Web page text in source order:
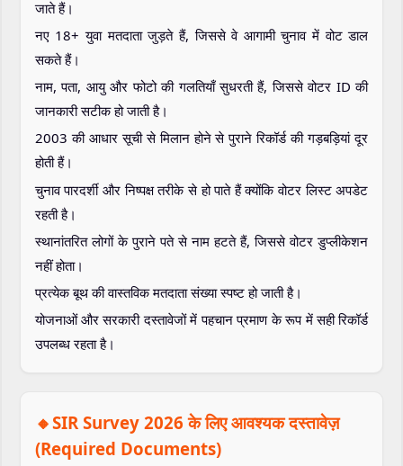
जाते हैं।
नए 18+ युवा मतदाता जुड़ते हैं, जिससे वे आगामी चुनाव में वोट डाल
सकते हैं।
नाम, पता, आयु और फोटो की गलतियाँ सुधरती हैं, जिससे वोटर ID की
जानकारी सटीक हो जाती है।
2003 की आधार सूची से मिलान होने से पुराने रिकॉर्ड की गड़बड़ियां दूर
होती हैं।
चुनाव पारदर्शी और निष्पक्ष तरीके से हो पाते हैं क्योंकि वोटर लिस्ट अपडेट
रहती है।
स्थानांतरित लोगों के पुराने पते से नाम हटते हैं, जिससे वोटर डुप्लीकेशन
नहीं होता।
प्रत्येक बूथ की वास्तविक मतदाता संख्या स्पष्ट हो जाती है।
योजनाओं और सरकारी दस्तावेजों में पहचान प्रमाण के रूप में सही रिकॉर्ड
उपलब्ध रहता है।
🔸SIR Survey 2026 के लिए आवश्यक दस्तावेज़
(Required Documents)